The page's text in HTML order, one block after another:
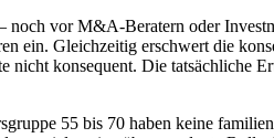
vor M&A-Beratern oder
ein. Gleichzeitig erschwert die
konsequent. Die tatsächliche
55 bis 70 haben keine